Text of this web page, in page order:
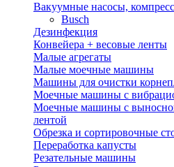
Вакуумные насосы,
Busch
Дезинфекция
Конвейера + весовые ленты
Малые агрегаты
Малые моечные машины
Машины для очистки
Моечные машины с
Моечные машины с
лентой
Обрезка и сортировочные
Переработка капусты
Резательные машины